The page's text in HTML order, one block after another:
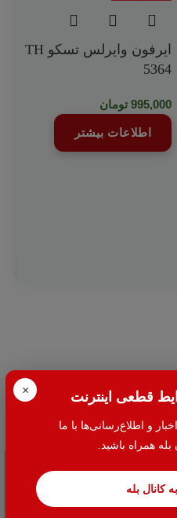
× قطعی اینترنت
و اطلاع‌رسانی‌ها با ما
همراه باشید.
کانال بله
ایرفون وایرلس تسکو TH
5364
995,000 تومان
اطلاعات بیشتر